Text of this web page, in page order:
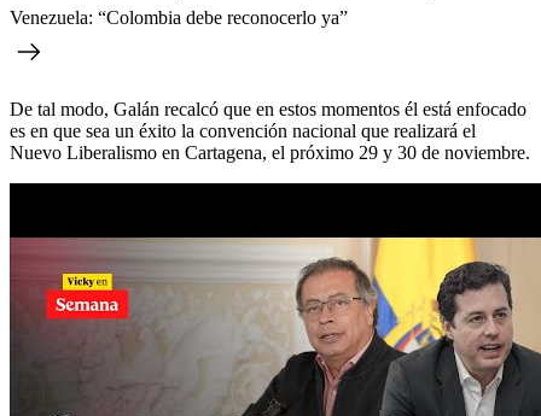
Venezuela: “Colombia debe reconocerlo ya”
De tal modo, Galán recalcó que en estos momentos él está enfocado
es en que sea un éxito la convención nacional que realizará el
Nuevo Liberalismo en Cartagena, el próximo 29 y 30 de noviembre.